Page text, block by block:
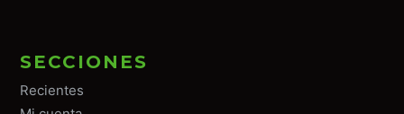
SECCIONES
Recientes